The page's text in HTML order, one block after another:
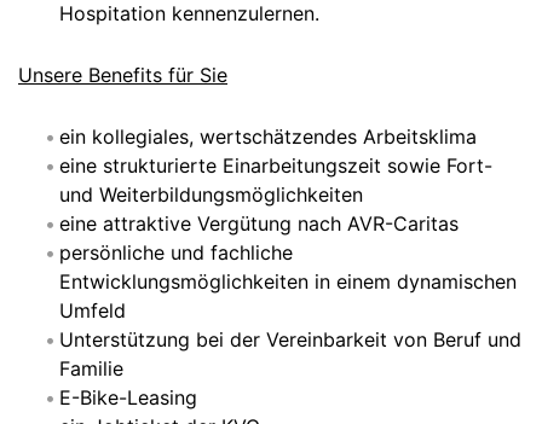
Hospitation kennenzulernen.
Unsere Benefits für Sie
ein kollegiales, wertschätzendes Arbeitsklima
eine strukturierte Einarbeitungszeit sowie Fort-
und Weiterbildungsmöglichkeiten
eine attraktive Vergütung nach AVR-Caritas
persönliche und fachliche
Entwicklungsmöglichkeiten in einem dynamischen
Umfeld
Unterstützung bei der Vereinbarkeit von Beruf und
Familie
E-Bike-Leasing